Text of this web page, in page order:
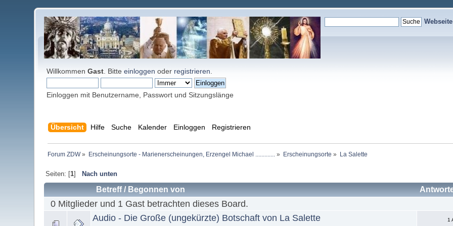
WillkommenGast . Bitteeinloggen oder registrieren
Einloggen mit Benutzername, Passwort und Sitzungslänge
Übersicht Hilfe Suche Kalender Einloggen Registrieren
Forum ZDW» Erscheinungsorte - Marienerscheinungen, Erzengel Michael .............» Erscheinungsorte » La Salette
Seiten: [1] Nach unten
Betreff/ Begonnen von
0 Mitglieder und 1 Gast betrachten dieses Board.
Audio - Die Große (ungekürzte) Botschaft von La Salette
1